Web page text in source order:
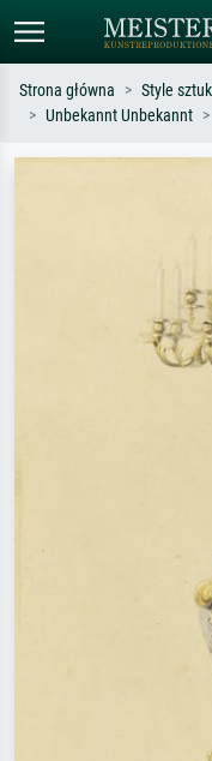
Strona główna Style
Unbekannt Unbekannt